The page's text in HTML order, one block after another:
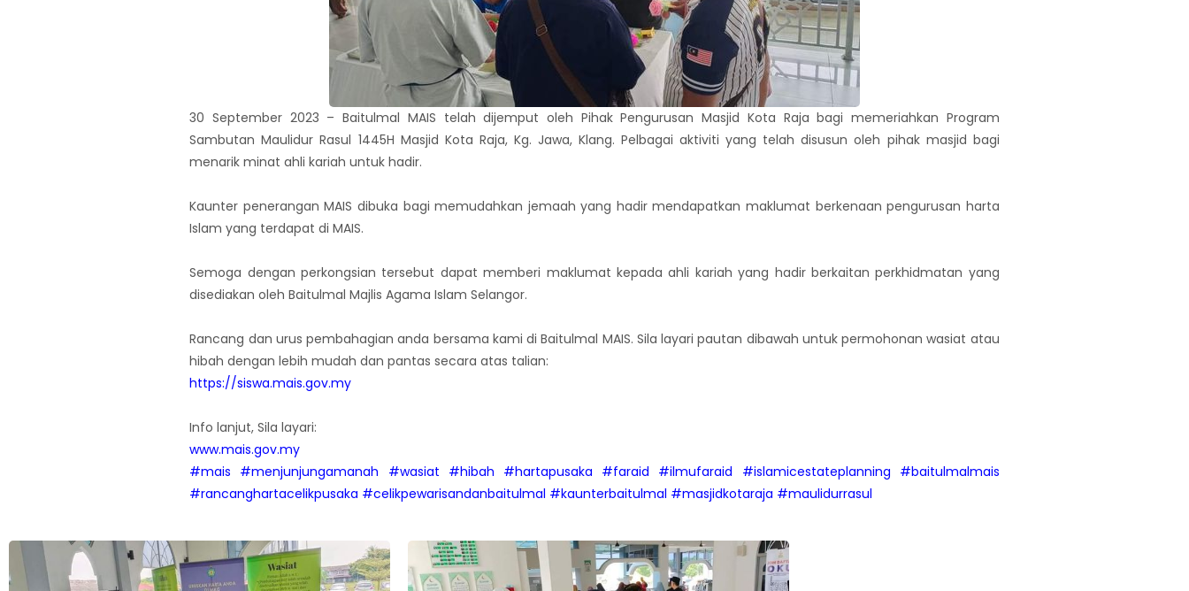
30 September 2023 – Baitulmal MAIS telah dijemput oleh Pihak Pengurusan Masjid Kota Raja bagi memeriahkan Program
Sambutan Maulidur Rasul 1445H Masjid Kota Raja, Kg. Jawa, Klang. Pelbagai aktiviti yang telah disusun oleh pihak masjid bagi
menarik minat ahli kariah untuk hadir.
Kaunter penerangan MAIS dibuka bagi memudahkan jemaah yang hadir mendapatkan maklumat berkenaan pengurusan harta
Islam yang terdapat di MAIS.
Semoga dengan perkongsian tersebut dapat memberi maklumat kepada ahli kariah yang hadir berkaitan perkhidmatan yang
disediakan oleh Baitulmal Majlis Agama Islam Selangor.
Rancang dan urus pembahagian anda bersama kami di Baitulmal MAIS. Sila layari pautan dibawah untuk permohonan wasiat atau
hibah dengan lebih mudah dan pantas secara atas talian:
https://siswa.mais.gov.my
Info lanjut, Sila layari:
www.mais.gov.my
#mais #menjunjungamanah #wasiat #hibah #hartapusaka #faraid #ilmufaraid #islamicestateplanning #baitulmalmais
#rancanghartacelikpusaka #celikpewarisandanbaitulmal #kaunterbaitulmal #masjidkotaraja #maulidurrasul